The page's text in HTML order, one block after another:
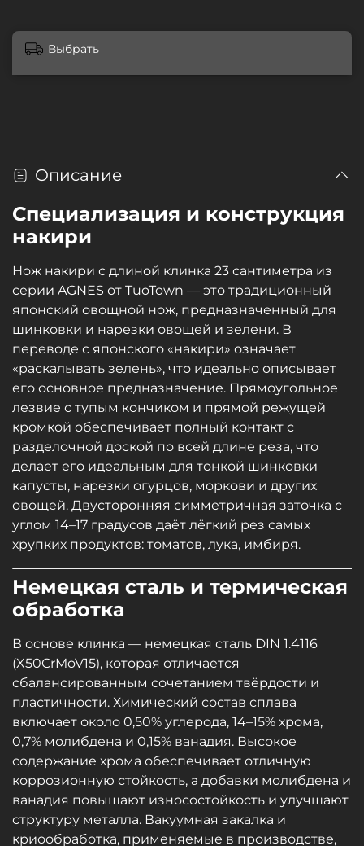
Выбрать
Описание
Специализация и конструкция
накири
Нож накири с длиной клинка 23 сантиметра из
серии AGNES от TuoTown — это традиционный
японский овощной нож, предназначенный для
шинковки и нарезки овощей и зелени. В
переводе с японского «накири» означает
«раскалывать зелень», что идеально описывает
его основное предназначение. Прямоугольное
лезвие с тупым кончиком и прямой режущей
кромкой обеспечивает полный контакт с
разделочной доской по всей длине реза, что
делает его идеальным для тонкой шинковки
капусты, нарезки огурцов, моркови и других
овощей. Двусторонняя симметричная заточка с
углом 14–17 градусов даёт лёгкий рез самых
хрупких продуктов: томатов, лука, имбиря.
Немецкая сталь и термическая
обработка
В основе клинка — немецкая сталь DIN 1.4116
(X50CrMoV15), которая отличается
сбалансированным сочетанием твёрдости и
пластичности. Химический состав сплава
включает около 0,50% углерода, 14–15% хрома,
0,7% молибдена и 0,15% ванадия. Высокое
содержание хрома обеспечивает отличную
коррозионную стойкость, а добавки молибдена и
ванадия повышают износостойкость и улучшают
структуру металла. Вакуумная закалка и
криообработка, применяемые в производстве,